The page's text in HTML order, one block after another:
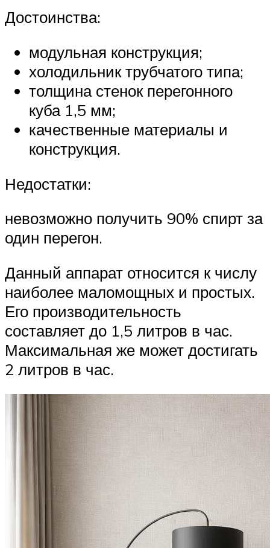
Достоинства:
модульная конструкция;
холодильник трубчатого типа;
толщина стенок перегонного
куба 1,5 мм;
качественные материалы и
конструкция.
Недостатки:
невозможно получить 90% спирт за
один перегон.
Данный аппарат относится к числу
наиболее маломощных и простых.
Его производительность
составляет до 1,5 литров в час.
Максимальная же может достигать
2 литров в час.